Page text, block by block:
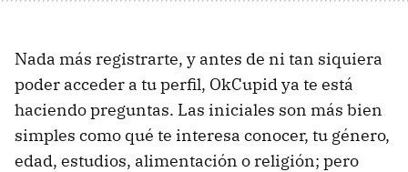
Nada más registrarte, y antes de ni tan siquiera
poder acceder a tu perfil, OkCupid ya te está
haciendo preguntas. Las iniciales son más bien
simples como qué te interesa conocer, tu género,
edad, estudios, alimentación o religión; pero